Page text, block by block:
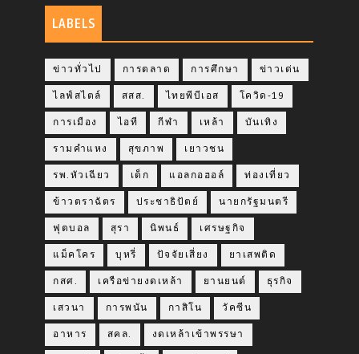
LABELS
ข่าวทั่วไป การตลาด การศึกษา ข่าวเด่น
ไลฟ์สไตล์ สสส. ไทยพีบีเอส โควิด-19
การเมือง ไอที กีฬา เหล้า บันเทิง
รามคำแหง สุขภาพ เยาวชน
รพ.หัวเฉียว เด็ก แอลกอฮอล์ ท่องเที่ยว
ข้าวตราฉัตร ประชาธิปัตย์ นายกรัฐมนตรี
ฟุตบอล สุรา นิพนธ์ เศรษฐกิจ
แม็คโคร บุหรี่ ปัจจัยเสี่ยง ยาเสพติด
กสศ. เครือข่ายงดเหล้า ยานยนต์ ธุรกิจ
เสวนา การพนัน กาสิโน วัคซีน
อาหาร สคล. งดเหล้าเข้าพรรษา